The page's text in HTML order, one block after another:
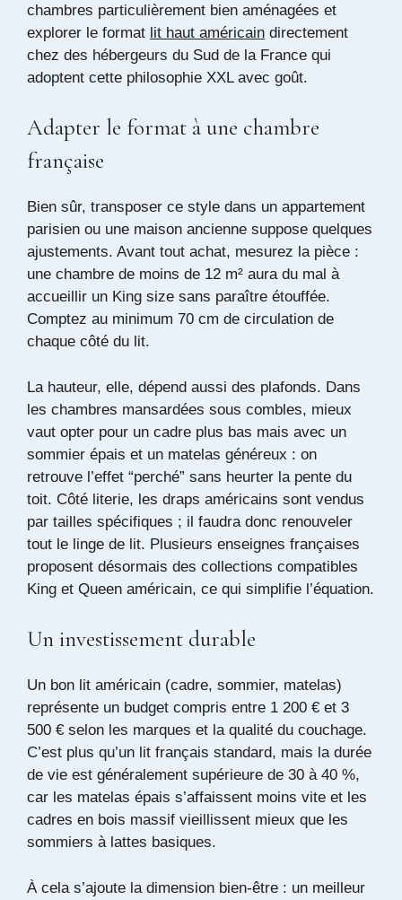
chambres particulièrement bien aménagées et
explorer le format lit haut américain directement
chez des hébergeurs du Sud de la France qui
adoptent cette philosophie XXL avec goût.
Adapter le format à une chambre
française
Bien sûr, transposer ce style dans un appartement
parisien ou une maison ancienne suppose quelques
ajustements. Avant tout achat, mesurez la pièce :
une chambre de moins de 12 m² aura du mal à
accueillir un King size sans paraître étouffée.
Comptez au minimum 70 cm de circulation de
chaque côté du lit.
La hauteur, elle, dépend aussi des plafonds. Dans
les chambres mansardées sous combles, mieux
vaut opter pour un cadre plus bas mais avec un
sommier épais et un matelas généreux : on
retrouve l’effet “perché” sans heurter la pente du
toit. Côté literie, les draps américains sont vendus
par tailles spécifiques ; il faudra donc renouveler
tout le linge de lit. Plusieurs enseignes françaises
proposent désormais des collections compatibles
King et Queen américain, ce qui simplifie l’équation.
Un investissement durable
Un bon lit américain (cadre, sommier, matelas)
représente un budget compris entre 1 200 € et 3
500 € selon les marques et la qualité du couchage.
C’est plus qu’un lit français standard, mais la durée
de vie est généralement supérieure de 30 à 40 %,
car les matelas épais s’affaissent moins vite et les
cadres en bois massif vieillissent mieux que les
sommiers à lattes basiques.
À cela s’ajoute la dimension bien-être : un meilleur